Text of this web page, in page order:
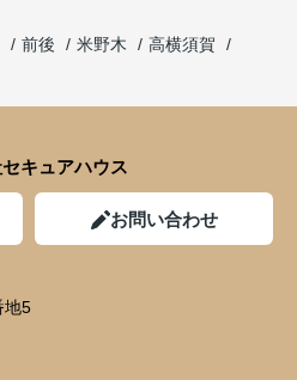
前後 米野木
高横須賀
キュアハウス
お問い合わせ
地5